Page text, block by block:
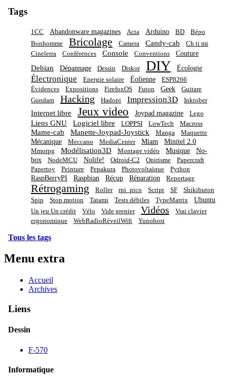
Tags
1CC Abandonware magazines Acta Arduino BD
Bépo
Bonhomme
Bricolage Camera Candy-cab
Ch ti mi
Cinelerra
Conférences Console Conventions Couture
Debian Dépannage Dessin Diskor DIY Écologie
Électronique Energie solaire Éolienne
ESP8266
Évidences
Expositions FirefoxOS Futon Geek
Guitare
Gundam
Hacking Hadopi Impression3D Inktober
Internet libre Jeux video Joypad magazine Lego
Liens GNU Logiciel libre LOPPSI LowTech Macross
Mame-cab Manette-Joypad-Joystick Manga Maquette
Mécanique Meccano MediaCenter Miam Minitel 2.0
Mmorpg Modélisation3D Montage vidéo Musique
No-
box
NodeMCU Nolife! Odroid-C2 Onirisme
Papercraft
Papertoy
Peinture Pepakura Photovoltaïque Python
RaspBerryPI Raspbian Récup Réparation Reportage
Rétrogaming Roller rpi_pico Script SF
Shikibuton
Spip
Stop motion Tatami Tests débiles TypeMatrix Ubuntu
Un jeu Un crédit Vélo Vide grenier Vidéos
Vrai clavier
ergonomique
WebRadioRéveilWifi Yunohost
Tous les tags
Menu extra
Accueil
Archives
Liens
Dessin
F-570
Informatique